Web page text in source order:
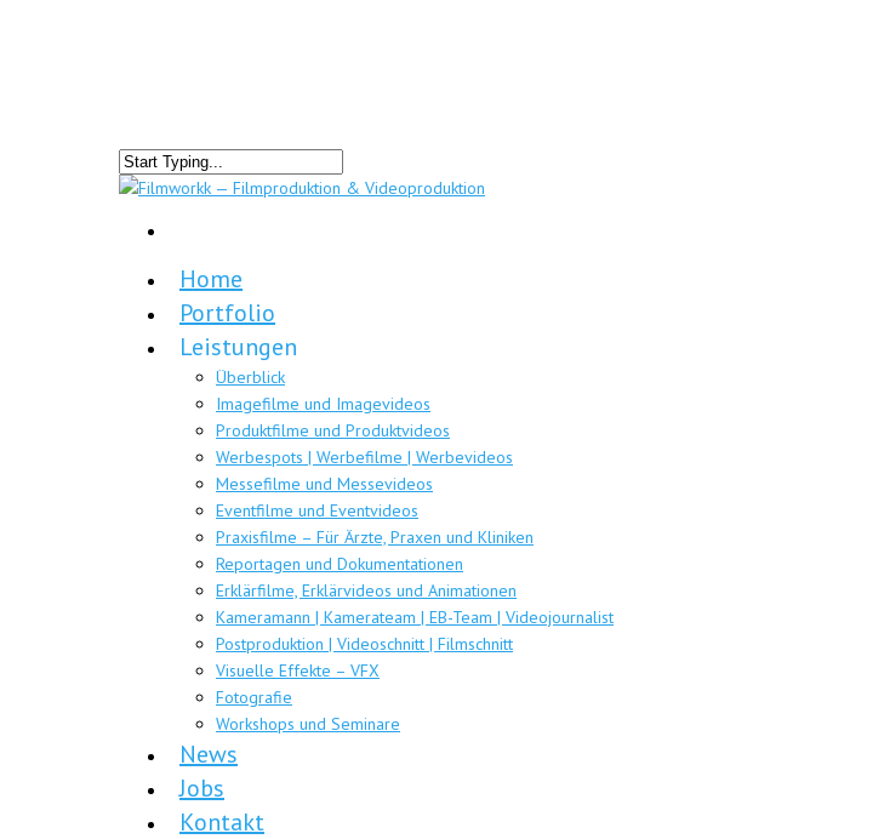
Home
Portfolio
Leistungen
Überblick
Imagefilme und Imagevideos
Produktfilme und Produktvideos
Werbespots | Werbefilme | Werbevideos
Messefilme und Messevideos
Eventfilme und Eventvideos
Praxisfilme – Für Ärzte, Praxen und Kliniken
Reportagen und Dokumentationen
Erklärfilme, Erklärvideos und Animationen
Kameramann | Kamerateam | EB-Team | Videojournalist
Postproduktion | Videoschnitt | Filmschnitt
Visuelle Effekte – VFX
Fotografie
Workshops und Seminare
News
Jobs
Kontakt